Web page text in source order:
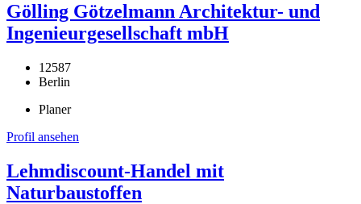
Gölling Götzelmann Architektur- und
Ingenieurgesellschaft mbH
12587
Berlin
Planer
Profil ansehen
Lehmdiscount-Handel mit
Naturbaustoffen